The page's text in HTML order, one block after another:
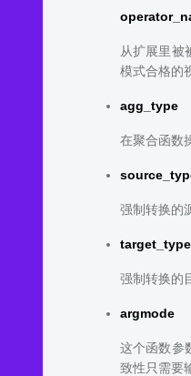
从扩展里被
模式合格的
agg_type
在聚合函数
强制转换的
target_type
强制转换的
argmode
这个函数参
致性只需要